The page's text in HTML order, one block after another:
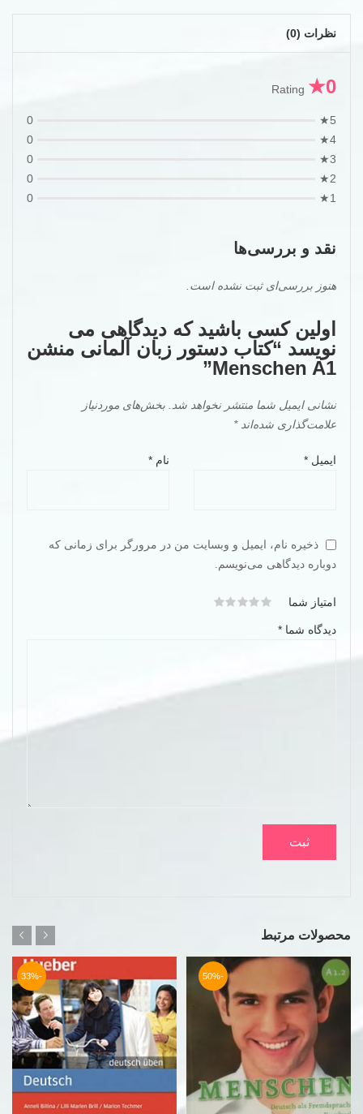
نظرات (0)
0★
Rating
5★
0
4★
0
3★
0
2★
0
0
نقد و بررسی‌ها
هنوز بررسی‌ای ثبت نشده است.
اولین کسی باشید که دیدگاهی می
نویسد “کتاب دستور زبان آلمانی منشن
Menschen A1”
نشانی ایمیل شما منتشر نخواهد شد.
بخش‌های موردنیاز
علامت‌گذاری شده‌اند *
نام ایمیل
ذخیره نام، ایمیل و وبسایت من در مرورگر برای زمانی که
دوباره دیدگاهی می‌نویسم.
امتیاز شما
دیدگاه شما
محصولات مرتبط
-50%
-33%